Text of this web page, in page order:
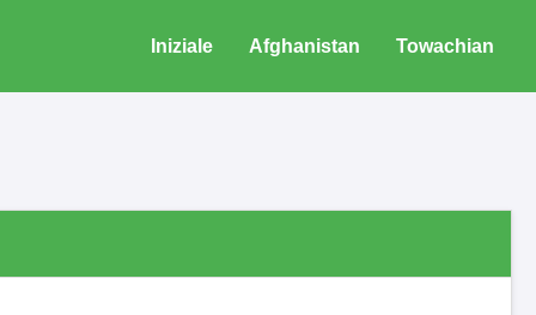
Iniziale Afghanistan Towachian